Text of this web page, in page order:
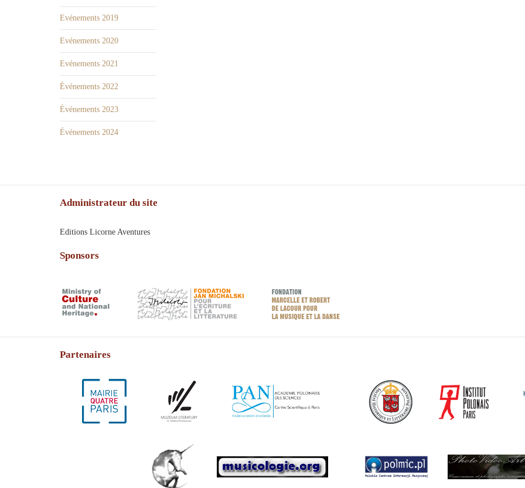
Evénements 2019
Evénements 2020
Evénements 2021
Événements 2022
Événements 2023
Événements 2024
Administrateur du site
Editions Licorne Aventures
Sponsors
Partenaires